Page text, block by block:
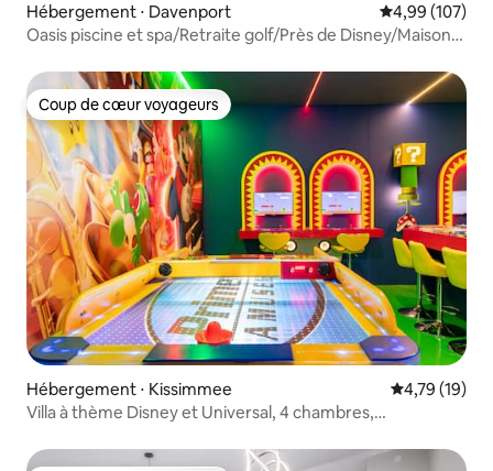
Hébergement ⋅ Davenport Évaluation
4,99 (107)
Oasis piscine et spa/Retraite golf/Près de Disney/Maison
Coup de cœur voyageurs
Coup de cœur voyageurs
Hébergement ⋅ Kissimmee Évaluation
4,79 (19)
Villa à thème Disney et Universal, 4 chambres,